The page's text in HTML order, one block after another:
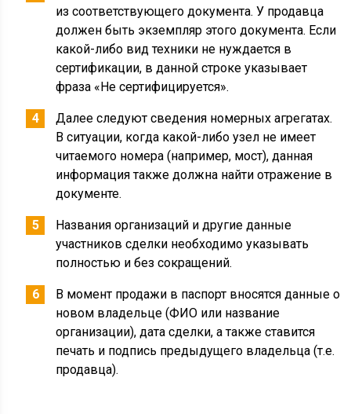
из соответствующего документа. У продавца
должен быть экземпляр этого документа. Если
какой-либо вид техники не нуждается в
сертификации, в данной строке указывает
фраза «Не сертифицируется».
Далее следуют сведения номерных агрегатах.
В ситуации, когда какой-либо узел не имеет
читаемого номера (например, мост), данная
информация также должна найти отражение в
документе.
Названия организаций и другие данные
участников сделки необходимо указывать
полностью и без сокращений.
В момент продажи в паспорт вносятся данные о
новом владельце (ФИО или название
организации), дата сделки, а также ставится
печать и подпись предыдущего владельца (т.е.
продавца).